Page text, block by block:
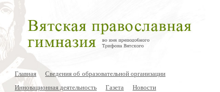
Главная
Сведения об образовательной организации
Инновационная деятельность
Газета
Новости